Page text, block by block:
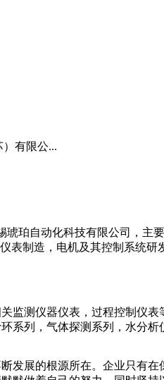
有限公...
珀自动化科技有限公司，主
表制造，电机及其控制系统
监测仪器仪表，过程控制仪
系列，气体探测系列，水分析
发展的根源所在。企业只有